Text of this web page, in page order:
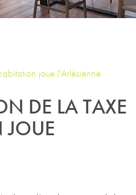
joue l'Arlésienne
DE LA TAXE
JOUE